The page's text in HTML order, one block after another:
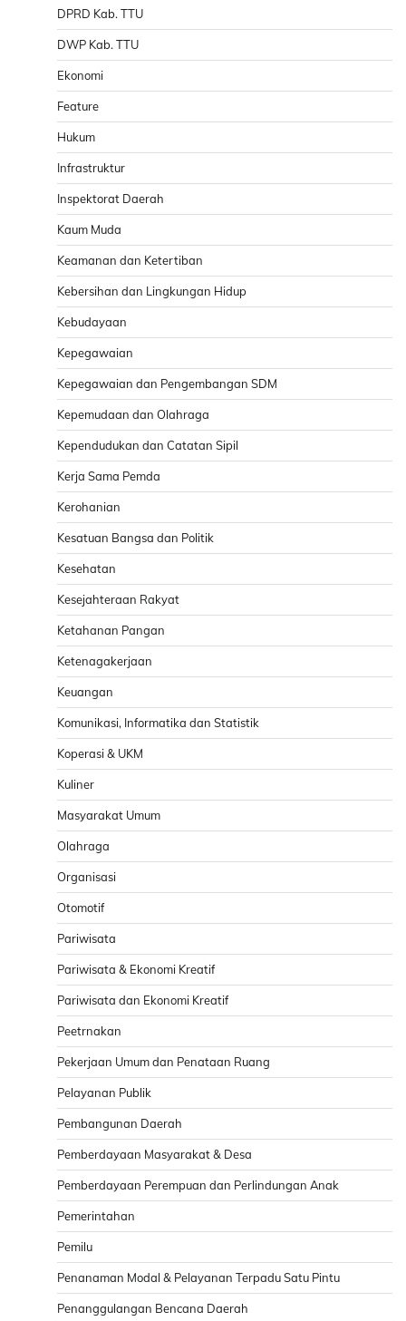
DPRD Kab. TTU
DWP Kab. TTU
Ekonomi
Feature
Hukum
Infrastruktur
Inspektorat Daerah
Kaum Muda
Keamanan dan Ketertiban
Kebersihan dan Lingkungan Hidup
Kebudayaan
Kepegawaian
Kepegawaian dan Pengembangan SDM
Kepemudaan dan Olahraga
Kependudukan dan Catatan Sipil
Kerja Sama Pemda
Kerohanian
Kesatuan Bangsa dan Politik
Kesehatan
Kesejahteraan Rakyat
Ketahanan Pangan
Ketenagakerjaan
Keuangan
Komunikasi, Informatika dan Statistik
Koperasi & UKM
Kuliner
Masyarakat Umum
Olahraga
Organisasi
Otomotif
Pariwisata
Pariwisata & Ekonomi Kreatif
Pariwisata dan Ekonomi Kreatif
Peetrnakan
Pekerjaan Umum dan Penataan Ruang
Pelayanan Publik
Pembangunan Daerah
Pemberdayaan Masyarakat & Desa
Pemberdayaan Perempuan dan Perlindungan Anak
Pemerintahan
Pemilu
Penanaman Modal & Pelayanan Terpadu Satu Pintu
Penanggulangan Bencana Daerah